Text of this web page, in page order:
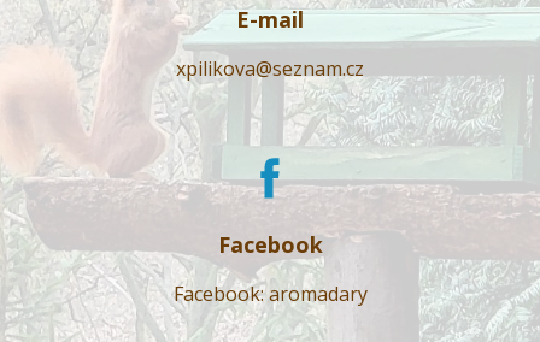
E-mail
xpilikova@seznam.cz
Facebook
Facebook: aromadary